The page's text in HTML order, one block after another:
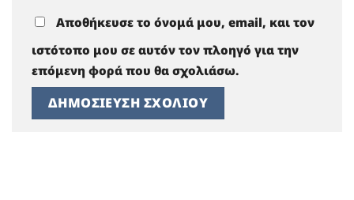
Αποθήκευσε το όνομά μου, email, και τον
ιστότοπο μου σε αυτόν τον πλοηγό για την
επόμενη φορά που θα σχολιάσω.